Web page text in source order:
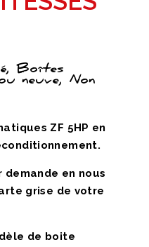
Boîtes
neuve, Non
ZF 5HP en
en nous
grise de votre
de boite